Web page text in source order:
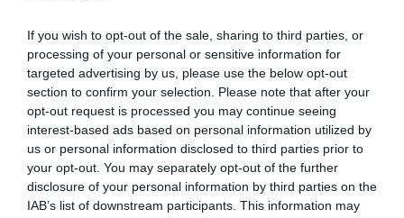
If you wish to opt-out of the sale, sharing to third parties, or
processing of your personal or sensitive information for
targeted advertising by us, please use the below opt-out
section to confirm your selection. Please note that after your
opt-out request is processed you may continue seeing
interest-based ads based on personal information utilized by
us or personal information disclosed to third parties prior to
your opt-out. You may separately opt-out of the further
disclosure of your personal information by third parties on the
IAB’s list of downstream participants. This information may